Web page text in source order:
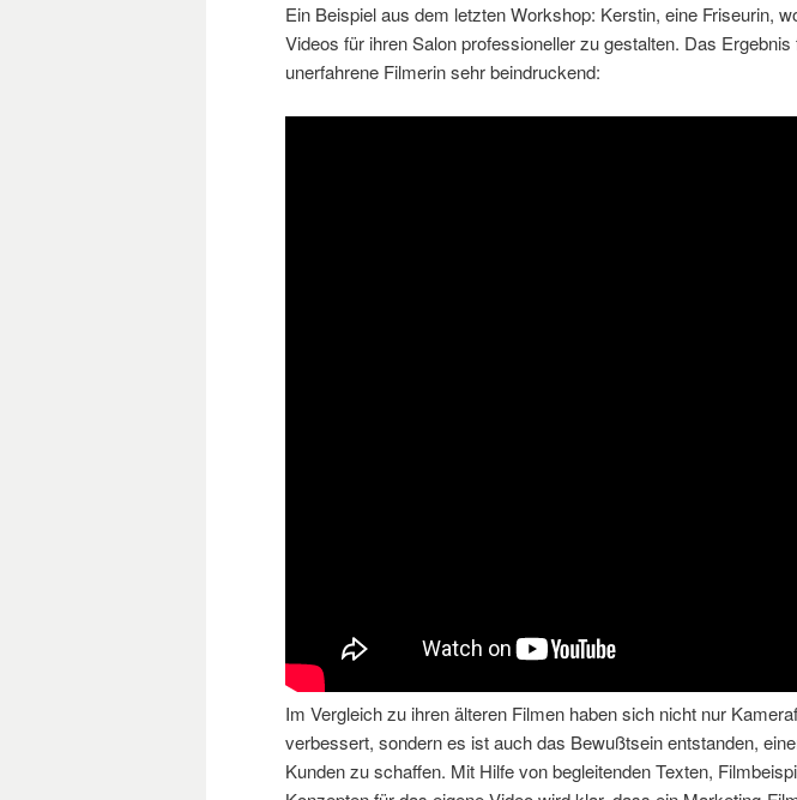
Ein Beispiel aus dem letzten Workshop: Kerstin, eine Friseurin,
Videos für ihren Salon professioneller zu gestalten. Das
unerfahrene Filmerin sehr beindruckend:
Im Vergleich zu ihren älteren Filmen haben sich nicht nur
verbessert, sondern es ist auch das Bewußtsein entstanden,
Kunden zu schaffen. Mit Hilfe von begleitenden Texten,